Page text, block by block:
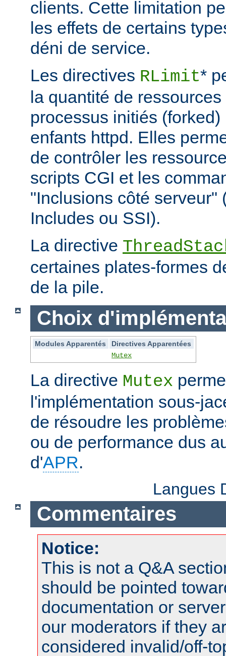
clients. Cette limitation
les effets de certains
déni de service.
Les directives RLimit*
la quantité de
processus initiés
enfants httpd. Elles
de contrôler les
scripts CGI et les
"Inclusions côté serveur"
Includes ou SSI).
La directive
certaines plates-formes
de la pile.
Choix
Modules Apparentés
Directives Apparentées
Mutex
La directive Mutex
l'implémentation sous-
de résoudre les
ou de performance dus
d'APR.
Langues
Commentaires
Notice:
This is not a Q&A
should be pointed
documentation or
our moderators if they
considered invalid/off-